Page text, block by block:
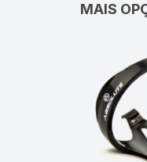
MAIS